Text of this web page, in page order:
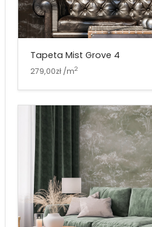
Tapeta Mist Grove 4
279,00zł /m2